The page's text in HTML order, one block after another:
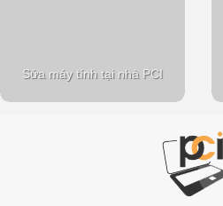
Sửa máy tính tại nhà PCI